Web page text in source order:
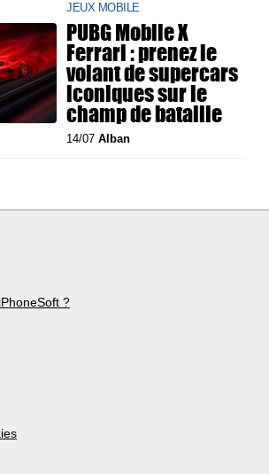
JEUX MOBILE
PUBG Mobile X
Ferrari : prenez le
volant de supercars
iconiques sur le
champ de bataille
14/07Alban
?